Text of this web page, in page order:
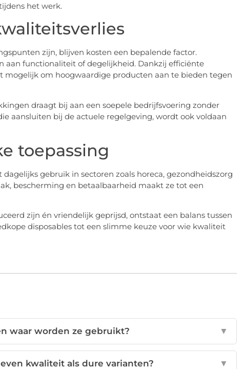
het werk.
zijn, blijven kosten een bepalende factor.
aan functionaliteit of degelijkheid. Dankzij efficiënte
mogelijk om hoogwaardige producten aan te bieden tegen
draagt bij aan een soepele bedrijfsvoering zonder
aansluiten bij de actuele regelgeving, wordt ook voldaan
toepassing
gebruik in sectoren zoals horeca, gezondheidszorg
bescherming en betaalbaarheid maakt ze tot een
zijn én vriendelijk geprijsd, ontstaat een balans tussen
disposables tot een slimme keuze voor wie kwaliteit
waar worden ze gebruikt? ▼
kwaliteit als dure varianten? ▼